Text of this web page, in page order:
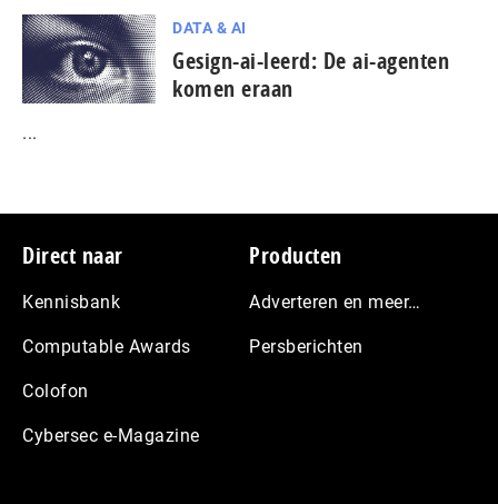
DATA & AI
Gesign-ai-leerd: De ai-agenten
komen eraan
...
Footer
Direct naar
Kennisbank
Computable Awards
Colofon
Cybersec e-Magazine
Producten
Adverteren en meer…
Persberichten